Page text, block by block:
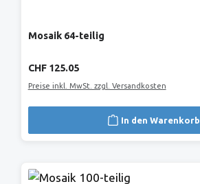
Mosaik 64-teilig
Regulärer Preis:
CHF 125.05
Preise inkl. MwSt. zzgl. Versandkosten
In den Warenkorb